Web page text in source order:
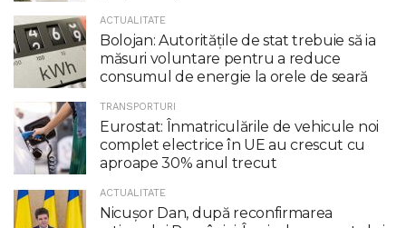
ACTUALITATE
Bolojan: Autoritățile de stat trebuie să ia
măsuri voluntare pentru a reduce
consumul de energie la orele de seară
TRANSPORTURI
Eurostat: Înmatriculările de vehicule noi
complet electrice în UE au crescut cu
aproape 30% anul trecut
ACTUALITATE
Nicuşor Dan, după reconfirmarea